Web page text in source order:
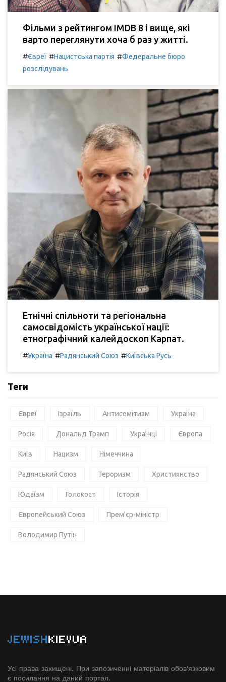
Фільми з рейтингом IMDB 8 і вище, які
варто переглянути хоча б раз у житті.
#Євреї #Нацистська партія #Федеральне бюро
розслідувань
Етнічні спільноти та регіональна
самосвідомість української нації:
етнографічний калейдоскоп Карпат.
#Україна #Радянський Союз #Київська Русь
Теги
Євреї Ізраїль Антисемітизм Україна
Росія Дональд Трамп Українці Європа
Київ Нацизм Німеччина
Радянський Союз Тероризм Християнство
Юдаїзм Голокост Історія
Європейський Союз Прем'єр-міністр
Володимир Путін
JEWISHKIEVUA
Усі права захищені. При запозиченні матеріалів обов'язковим
є посилання на даний портал.